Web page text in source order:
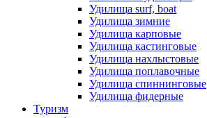
Удилища surf, boat
Удилища зимние
Удилища карповые
Удилища кастинговые
Удилища нахлыстовые
Удилища поплавочные
Удилища спиннинговые
Удилища фидерные
Туризм